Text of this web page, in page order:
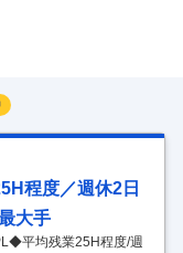
程度／週休2日
大手
平均残業25H程度/週